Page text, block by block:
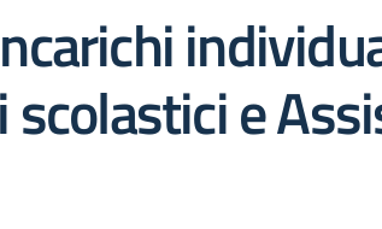
scolastici e